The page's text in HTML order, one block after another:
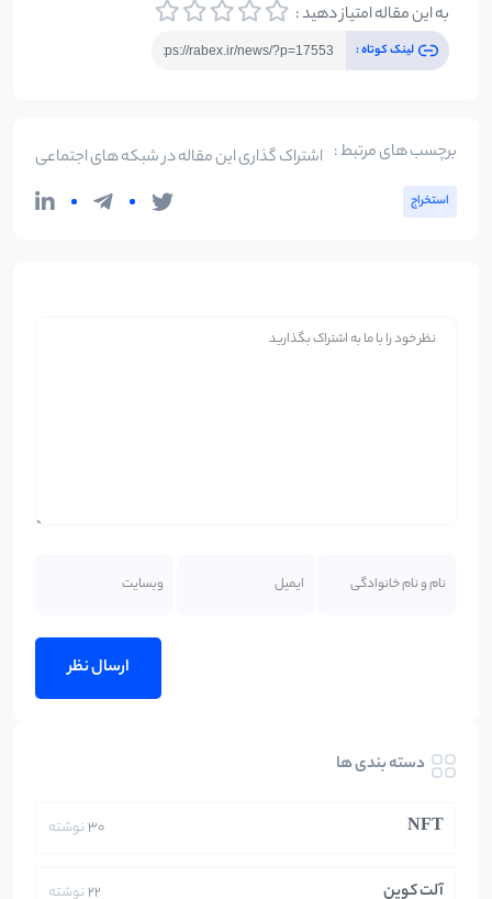
به این مقاله امتیاز دهید :
لینک کوتاه :
برچسب های مرتبط :
استخراج
اشتراک گذاری این مقاله در شبکه های اجتماعی
دسته بندی ها
NFT
30نوشته
آلت کوین 22نوشته